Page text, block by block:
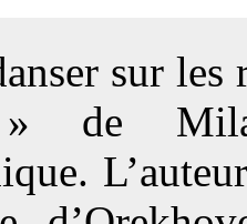
sur les
» de